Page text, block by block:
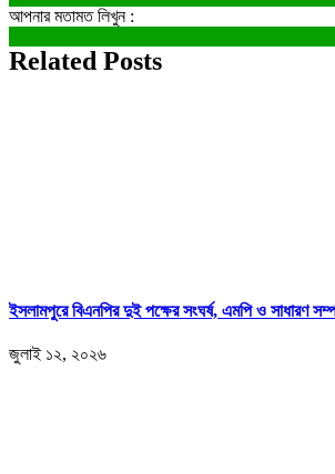
আপনার মতামত লিখুন :
Related Posts
ইসলামপুরে বিএনপির দুই পক্ষের সংঘর্ষ, এমপি ও সাধারণ
জুলাই ১২, ২০২৬